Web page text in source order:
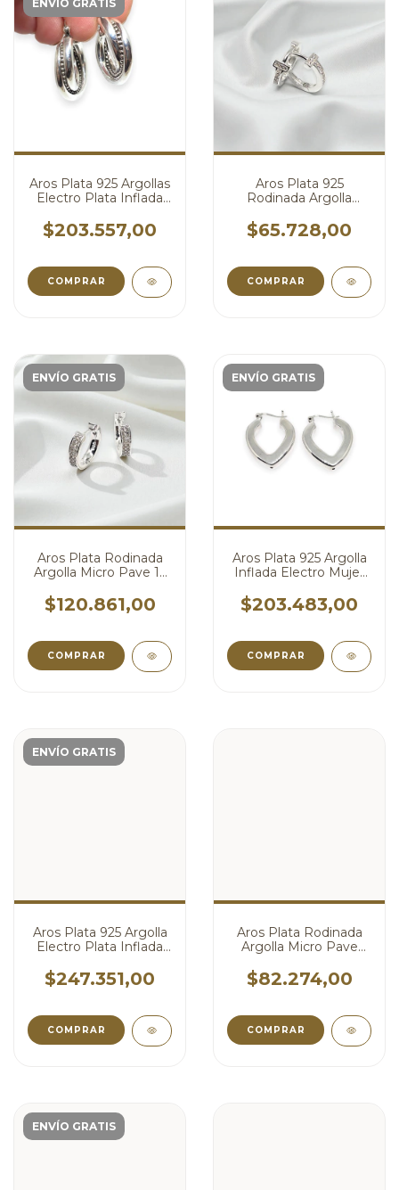
ENVÍO GRATIS
Aros Plata 925 Argollas
Electro Plata Inflada
$203.557,00
Aros Plata 925
Rodinada Argolla
$65.728,00
ENVÍO GRATIS
Aros Plata Rodinada
Argolla Micro Pave 15
$120.861,00
ENVÍO GRATIS
Aros Plata 925 Argolla
Inflada Electro Mujer
$203.483,00
ENVÍO GRATIS
Aros Plata 925 Argolla
Electro Plata Inflada
$247.351,00
Aros Plata Rodinada
Argolla Micro Pave
$82.274,00
ENVÍO GRATIS